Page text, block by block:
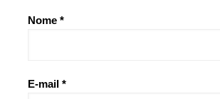
Nome *
E-mail *